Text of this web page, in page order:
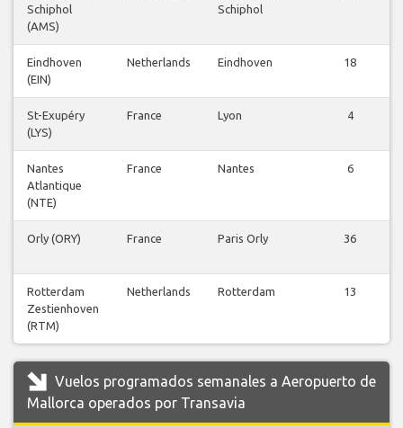
Schiphol
(AMS)
Schiphol
Eindhoven
(EIN)
Netherlands Eindhoven 18
St-Exupéry
(LYS)
France Lyon 4
Nantes
Atlantique
(NTE)
France Nantes 6
Orly (ORY) France Paris Orly 36
Rotterdam
Zestienhoven
(RTM)
Netherlands Rotterdam 13
Vuelos programados semanales a Aeropuerto de
Mallorca operados por Transavia